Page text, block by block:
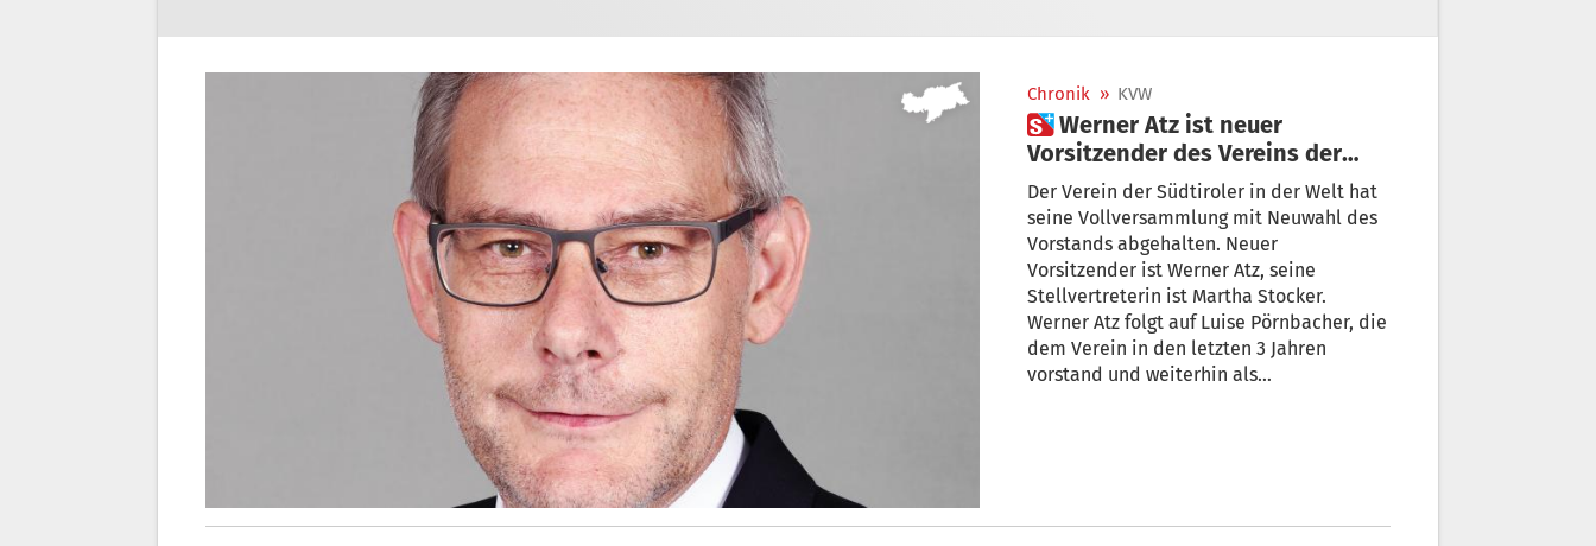
Chronik » KVW
 Werner Atz ist neuer
Vorsitzender des Vereins der
Südtiroler in der Welt
Der Verein der Südtiroler in der Welt hat
seine Vollversammlung mit Neuwahl des
Vorstands abgehalten. Neuer
Vorsitzender ist Werner Atz, seine
Stellvertreterin ist Martha Stocker.
Werner Atz folgt auf Luise Pörnbacher, die
dem Verein in den letzten 3 Jahren
vorstand und weiterhin als